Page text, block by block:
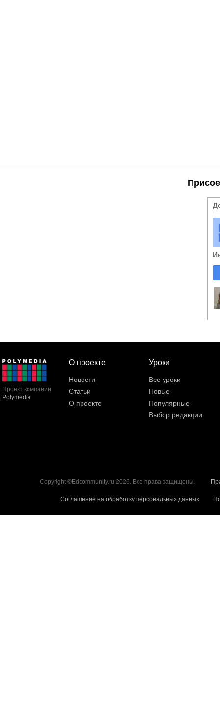
Проект компании
Polymedia
О проекте
Новости
Статьи
О проекте
Уроки
Все уроки
Новые
Популярные
Выбор редакции
Copyright ©Edcommunity.ru 2026. Все права защищены.
Соглашение на обработку персональных данных